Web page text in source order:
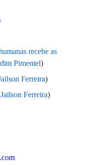
recebe as
Pimentel)
Ferreira)
Jailson Ferreira)